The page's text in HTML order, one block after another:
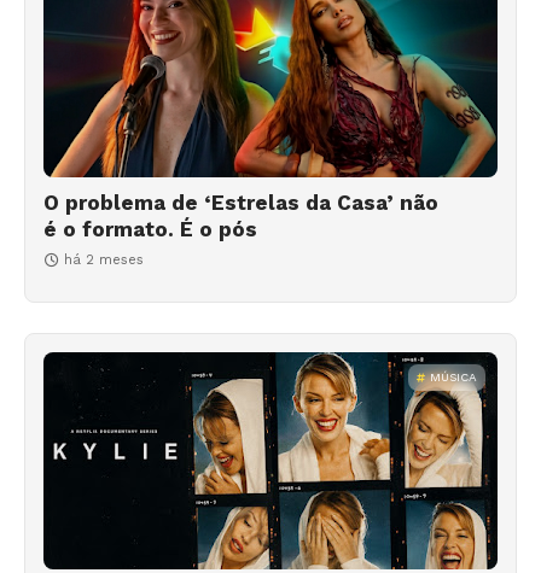
O problema de ‘Estrelas da Casa’ não
é o formato. É o pós
há 2 meses
MÚSICA